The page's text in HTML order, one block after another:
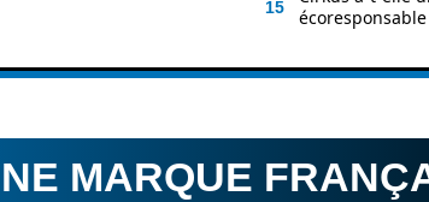
écoresponsable
MARQUE